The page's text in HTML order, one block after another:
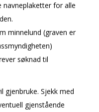
navneplaketter for alle
minnelund (graven er
søknad til
gjenbruke. Sjekk med
gjenstående